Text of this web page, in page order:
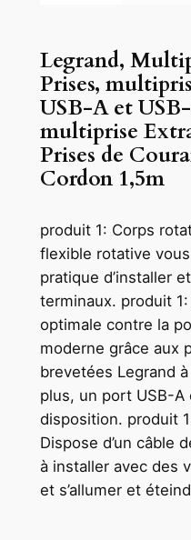
Legrand,
Prises,
USB-A et
multiprise
Prises de
Cordon 1,5m
produit 1: Corps
flexible rotative
pratique d’installer
terminaux. produit
optimale contre la
moderne grâce aux
brevetées Legrand
plus, un port USB-A
disposition. produit
Dispose d’un câble
à installer avec des
et s’allumer et